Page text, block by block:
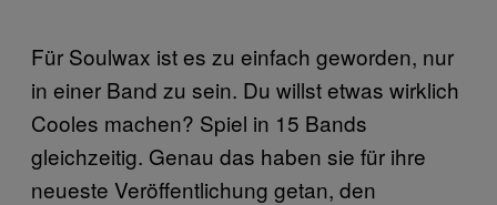
Für Soulwax ist es zu einfach geworden, nur
in einer Band zu sein. Du willst etwas wirklich
Cooles machen? Spiel in 15 Bands
gleichzeitig. Genau das haben sie für ihre
neueste Veröffentlichung getan, den